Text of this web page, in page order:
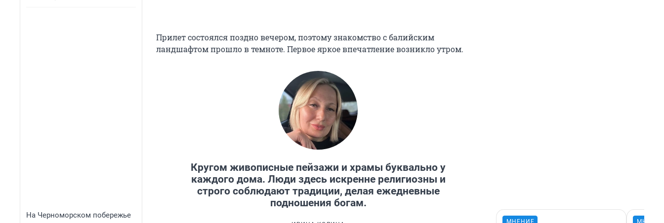
На Черноморском побережье
Прилет состоялся поздно вечером, поэтому знакомство с балийским
ландшафтом прошло в темноте. Первое яркое впечатление возникло утром.
Кругом живописные пейзажи и храмы буквально у
каждого дома. Люди здесь искренне религиозны и
строго соблюдают традиции, делая ежедневные
подношения богам.
МНЕНИЕ